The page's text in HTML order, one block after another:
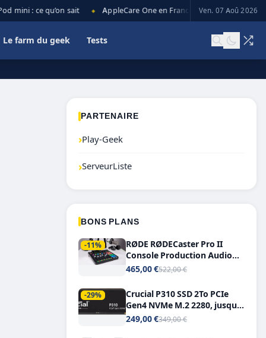
mini : ce qu’on sait AppleCare One en France : prix, couverture et
Ven. 07 Aoû 2026
Le farm du geek Tests
PARTENAIRE
›Play-Geek
›ServeurListe
BONS PLANS
-11%
RØDE RØDECaster Pro II
Console Production Audio
Tout-en-Un, Bluetooth et
465,00 €522,00 €
-29%
Crucial P310 SSD 2To PCIe
Gen4 NVMe M.2 2280, jusqu’à
7.100 Mo/s
249,00 €349,00 €